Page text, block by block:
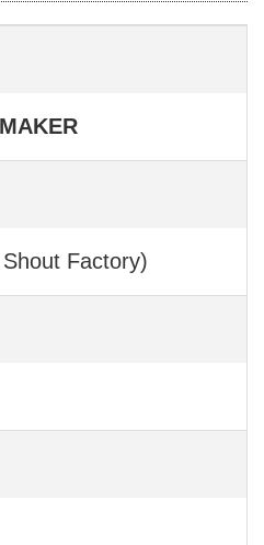
Factory)